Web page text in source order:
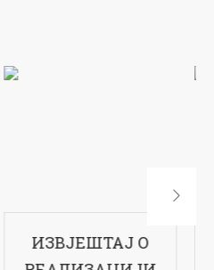
17-ти рођендан